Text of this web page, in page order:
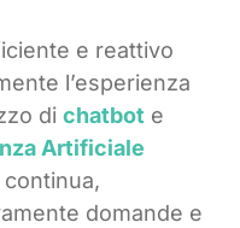
e reattivo
l’esperienza
di chatbot e
Artificiale
domande e